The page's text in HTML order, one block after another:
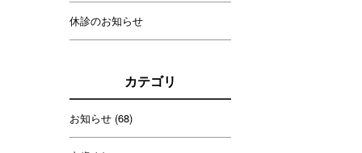
休診のお知らせ
カテゴリ
お知らせ (68)